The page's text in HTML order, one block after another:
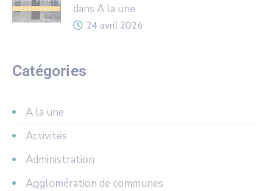
dans A la une
24 avril 2026
Catégories
A la une
Activités
Administration
Agglomération de communes